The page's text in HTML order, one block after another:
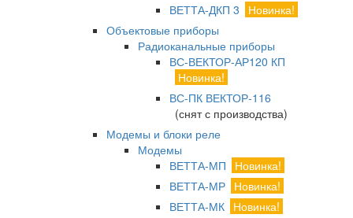
ВЕТТА-ДКП 3
Новинка!
Объектовые приборы
Радиоканальные приборы
ВС-ВЕКТОР-АР120 КП
Новинка!
ВС-ПК ВЕКТОР-116
(снят с производства)
Модемы и блоки реле
Модемы
ВЕТТА-МП
Новинка!
ВЕТТА-МР Новинка!
ВЕТТА-МК Новинка!